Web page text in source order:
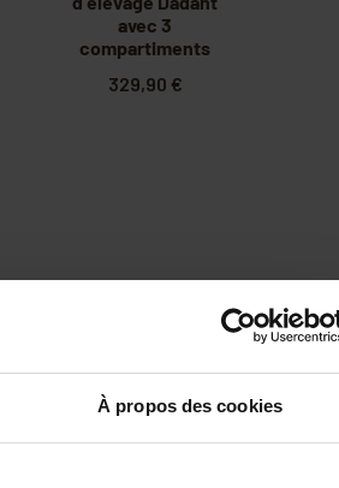
À propos des cookies
avec 3
compartiments
329,90 €